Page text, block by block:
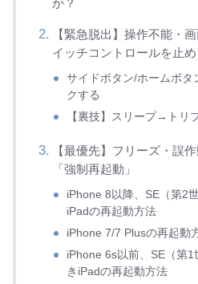
か？
【緊急脱出】操作不能・
イッチコントロールを止
サイドボタン/ホームボタ
クする
【裏技】スリープ→トリ
【最優先】フリーズ・誤
「強制再起動」
iPhone 8以降、SE（第2
iPadの再起動方法
iPhone 7/7 Plusの再起動
iPhone 6s以前、SE（第
きiPadの再起動方法